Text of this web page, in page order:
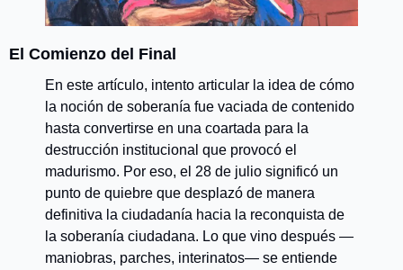
El Comienzo del Final
En este artículo, intento articular la idea de cómo
la noción de soberanía fue vaciada de contenido
hasta convertirse en una coartada para la
destrucción institucional que provocó el
madurismo. Por eso, el 28 de julio significó un
punto de quiebre que desplazó de manera
definitiva la ciudadanía hacia la reconquista de
la soberanía ciudadana. Lo que vino después —
maniobras, parches, interinatos— se entiende